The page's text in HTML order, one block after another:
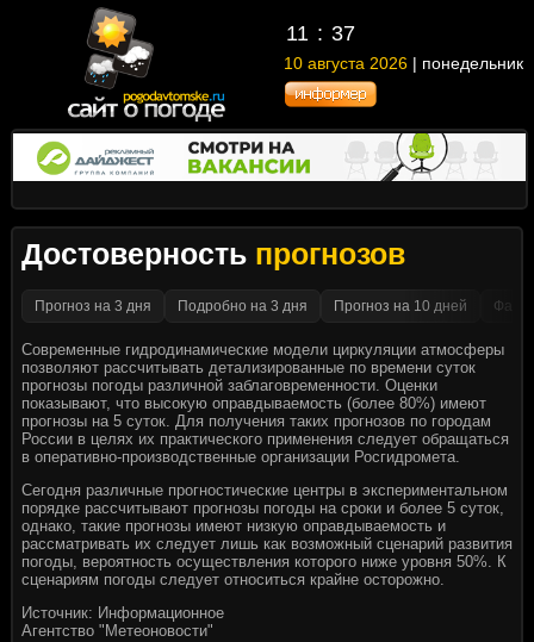
11 : 37
10 августа 2026 | понедельник
Достоверность прогнозов
Прогноз на 3 дня Подробно на 3 дня Прогноз на 10 дней
Современные гидродинамические модели циркуляции атмосферы
позволяют рассчитывать детализированные по времени суток
прогнозы погоды различной заблаговременности. Оценки
показывают, что высокую оправдываемость (более 80%) имеют
прогнозы на 5 суток. Для получения таких прогнозов по городам
России в целях их практического применения следует обращаться
в оперативно-производственные организации Росгидромета.
Сегодня различные прогностические центры в экспериментальном
порядке рассчитывают прогнозы погоды на сроки и более 5 суток,
однако, такие прогнозы имеют низкую оправдываемость и
рассматривать их следует лишь как возможный сценарий развития
погоды, вероятность осуществления которого ниже уровня 50%. К
сценариям погоды следует относиться крайне осторожно.
Источник: Информационное
Агентство "Метеоновости"